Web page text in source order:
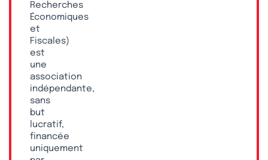
Recherches
Économiques
et
Fiscales)
est
une
association
indépendante,
sans
but
lucratif,
financée
uniquement